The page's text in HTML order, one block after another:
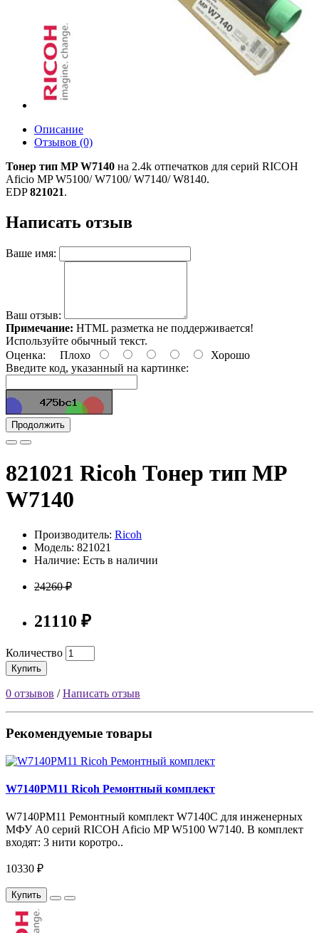
Описание
Отзывов (0)
Тонер тип MP W7140 на 2.4k отпечатков для серий RICOH
Aficio MP W5100/ W7100/ W7140/ W8140.
EDP821021.
Написать отзыв
Ваше имя:
Ваш отзыв:
Примечание: HTML разметка не поддерживается!
Используйте обычный текст.
Оценка: Плохо
Хорошо
Введите код, указанный на картинке:
Продолжить
821021 Ricoh Тонер тип MP
W7140
Производитель: Ricoh
Модель: 821021
Наличие: Есть в наличии
24260 ₽
21110 ₽
Количество
Купить
0 отзывов /Написать отзыв
Рекомендуемые товары
W7140PM11 Ricoh Ремонтный комплект
W7140PM11 Ремонтный комплект W7140C для инженерных
МФУ A0 серий RICOH Aficio MP W5100 W7140. В комплект
входят: 3 нити коротро..
10330 ₽
Купить